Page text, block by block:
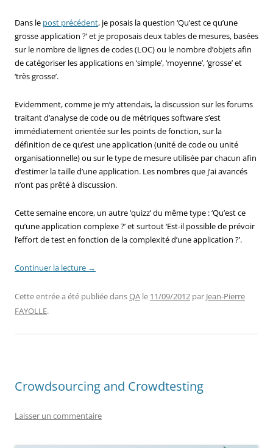
Dans le post précédent, je posais la question ‘Qu’est ce qu’une
grosse application ?’ et je proposais deux tables de mesures, basées
sur le nombre de lignes de codes (LOC) ou le nombre d’objets afin
de catégoriser les applications en ‘simple’, ‘moyenne’, ‘grosse’ et
‘très grosse’.
Evidemment, comme je m’y attendais, la discussion sur les forums
traitant d’analyse de code ou de métriques software s’est
immédiatement orientée sur les points de fonction, sur la
définition de ce qu’est une application (unité de code ou unité
organisationnelle) ou sur le type de mesure utilisée par chacun afin
d’estimer la taille d’une application. Les nombres que j’ai avancés
n’ont pas prêté à discussion.
Cette semaine encore, un autre ‘quizz’ du même type : ‘Qu’est ce
qu’une application complexe ?’ et surtout ‘Est-il possible de prévoir
l’effort de test en fonction de la complexité d’une application ?’.
Continuer la lecture →
Cette entrée a été publiée dansQA le 11/09/2012 par Jean-Pierre
FAYOLLE.
Crowdsourcing and Crowdtesting
Laisser un commentaire